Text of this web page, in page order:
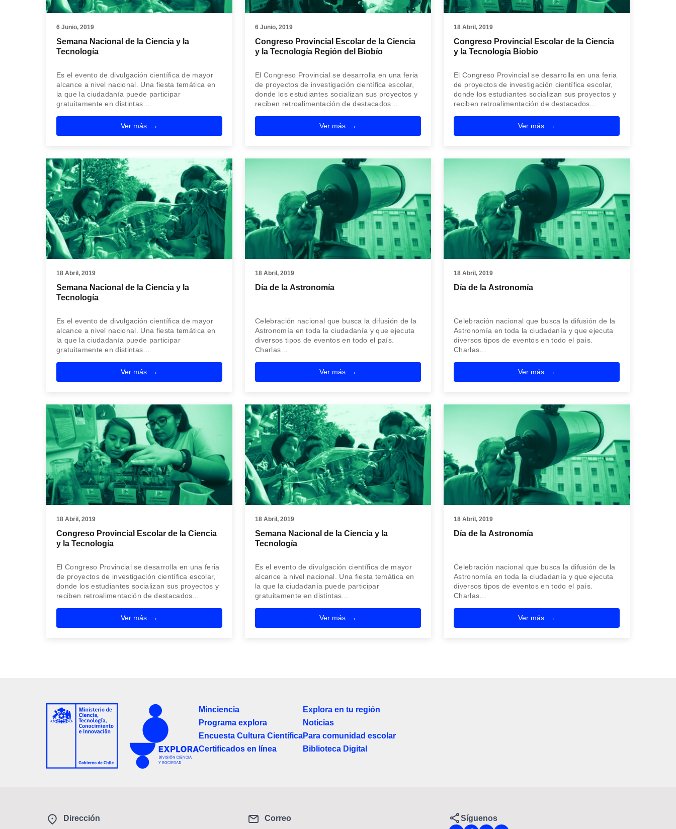
6 Junio, 2019
Semana Nacional de la Ciencia y la
Tecnología
Es el evento de divulgación científica de mayor
alcance a nivel nacional. Una fiesta temática en
la que la ciudadanía puede participar
gratuitamente en distintas…
Ver más
6 Junio, 2019
Congreso Provincial Escolar de la Ciencia
y la Tecnología Región del Biobío
El Congreso Provincial se desarrolla en una feria
de proyectos de investigación científica escolar,
donde los estudiantes socializan sus proyectos y
reciben retroalimentación de destacados…
Ver más
18 Abril, 2019
Congreso Provincial Escolar de la Ciencia
y la Tecnología Biobío
El Congreso Provincial se desarrolla en una feria
de proyectos de investigación científica escolar,
donde los estudiantes socializan sus proyectos y
reciben retroalimentación de destacados…
Ver más
18 Abril, 2019
Semana Nacional de la Ciencia y la
Tecnología
Es el evento de divulgación científica de mayor
alcance a nivel nacional. Una fiesta temática en
la que la ciudadanía puede participar
gratuitamente en distintas…
Ver más
18 Abril, 2019
Día de la Astronomía
Celebración nacional que busca la difusión de la
Astronomía en toda la ciudadanía y que ejecuta
diversos tipos de eventos en todo el país.
Charlas…
Ver más
18 Abril, 2019
Día de la Astronomía
Celebración nacional que busca la difusión de la
Astronomía en toda la ciudadanía y que ejecuta
diversos tipos de eventos en todo el país.
Charlas…
Ver más
18 Abril, 2019
Congreso Provincial Escolar de la Ciencia
y la Tecnología
El Congreso Provincial se desarrolla en una feria
de proyectos de investigación científica escolar,
donde los estudiantes socializan sus proyectos y
reciben retroalimentación de destacados…
Ver más
18 Abril, 2019
Semana Nacional de la Ciencia y la
Tecnología
Es el evento de divulgación científica de mayor
alcance a nivel nacional. Una fiesta temática en
la que la ciudadanía puede participar
gratuitamente en distintas…
Ver más
18 Abril, 2019
Día de la Astronomía
Celebración nacional que busca la difusión de la
Astronomía en toda la ciudadanía y que ejecuta
diversos tipos de eventos en todo el país.
Charlas…
Ver más
Minciencia
Programa explora
Encuesta Cultura Científica
Certificados en línea
Explora en tu región
Noticias
Para comunidad escolar
Biblioteca Digital
Dirección Correo Síguenos